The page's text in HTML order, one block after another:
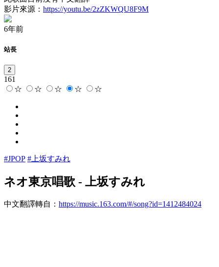
影片來源： https://youtu.be/2zZKWQU8F9M
6年前
站長
2
161
☆
☆ ☆ ☆ ☆
#JPOP #上坂すみれ
ネオ東京唱歌 - 上坂すみれ
中文翻譯轉自： https://music.163.com/#/song?id=1412484024